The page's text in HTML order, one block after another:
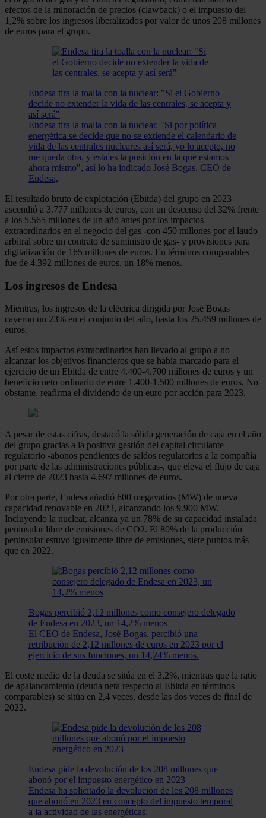
efectos de la minoración de precios (clawback) o el impuesto del
1,2% sobre los ingresos liberalizados por valor de unos 208 millones
de euros para el grupo.
Endesa tira la toalla con la nuclear: "Si el Gobierno
decide no extender la vida de las centrales, se acepta y
así será"
Endesa tira la toalla con la nuclear. "Si por política
energética se decide que no se extiende el calendario de
vida de las centrales nucleares así será, yo lo acepto, no
me queda otra, y esta es la posición en la que estamos
ahora mismo", así lo ha indicado José Bogas, CEO de
Endesa,
El resultado bruto de explotación (Ebitda) del grupo en 2023
ascendió a 3.777 millones de euros, con un descenso del 32% frente
a los 5.565 millones de un año antes por los impactos
extraordinarios en el negocio del gas -con 450 millones por el laudo
arbitral sobre un contrato de suministro de gas- y provisiones para
digitalización de 165 millones de euros. En términos comparables
fue de 4.392 millones de euros, un 18% menos.
Los ingresos de Endesa
Mientras, los ingresos de la eléctrica dirigida por José Bogas
cayeron un 23% en el conjunto del año, hasta los 25.459 millones de
euros.
Así estos impactos extraordinarios han llevado al grupo a no
alcanzar los objetivos financieros que se había marcado para el
ejercicio de un Ebitda de entre 4.400-4.700 millones de euros y un
beneficio neto ordinario de entre 1.400-1.500 millones de euros. No
obstante, reafirma el dividendo de un euro por acción para 2023.
A pesar de estas cifras, destacó la sólida generación de caja en el año
del grupo gracias a la positiva gestión del capital circulante
regulatorio -abonos pendientes de saldos regulatorios a la compañía
por parte de las administraciones públicas-, que eleva el flujo de caja
al cierre de 2023 hasta 4.697 millones de euros.
Por otra parte, Endesa añadió 600 megavatios (MW) de nueva
capacidad renovable en 2023, alcanzando los 9.900 MW.
Incluyendo la nuclear, alcanza ya un 78% de su capacidad instalada
peninsular libre de emisiones de CO2. El 80% de la producción
peninsular estuvo igualmente libre de emisiones, siete puntos más
que en 2022.
Bogas percibió 2,12 millones como consejero delegado
de Endesa en 2023, un 14,2% menos
El CEO de Endesa, José Bogas, percibió una
retribución de 2,12 millones de euros en 2023 por el
ejercicio de sus funciones, un 14,24% menos.
El coste medio de la deuda se sitúa en el 3,2%, mientras que la ratio
de apalancamiento (deuda neta respecto al Ebitda en términos
comparables) se sitúa en 2,4 veces, desde las dos veces de final de
2022.
Endesa pide la devolución de los 208 millones que
abonó por el impuesto energético en 2023
Endesa ha solicitado la devolución de los 208 millones
que abonó en 2023 en concepto del impuesto temporal
a la actividad de las energéticas.